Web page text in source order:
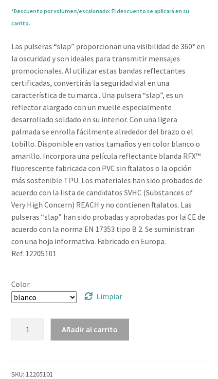
*Descuento por volumen/escalonado: El descuento se aplicará en su
carrito.
Las pulseras “slap” proporcionan una visibilidad de 360° en
la oscuridad y son ideales para transmitir mensajes
promocionales. Al utilizar estas bandas reflectantes
certificadas, convertirás la seguridad vial en una
característica de tu marca.. Una pulsera “slap”, es un
reflector alargado con un muelle especialmente
desarrollado soldado en su interior. Con una ligera
palmada se enrolla fácilmente alrededor del brazo o el
tobillo. Disponible en varios tamaños y en color blanco o
amarillo. Incorpora una película reflectante blanda RFX™
fluorescente fabricada con PVC sin ftalatos o la opción
más sostenible TPU. Los materiales han sido probados de
acuerdo con la lista de candidatos SVHC (Substances of
Very High Concern) REACH y no contienen ftalatos. Las
pulseras “slap” han sido probadas y aprobadas por la CE de
acuerdo con la norma EN 17353 tipo B 2. Se suministran
con una hoja informativa. Fabricado en Europa.
Ref. 12205101
Color
Limpiar
reflectante
Añadir al carrito
SKU: 12205101